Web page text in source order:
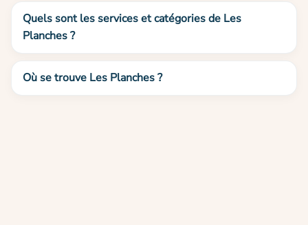
Quels sont les services et catégories de Les
Planches ?
Où se trouve Les Planches ?